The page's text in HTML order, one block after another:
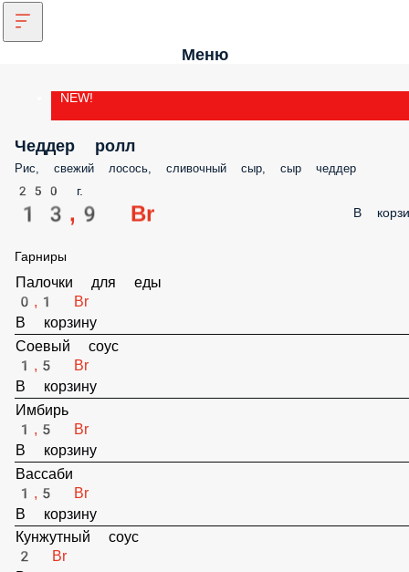
Меню
NEW!
Чеддер ролл
Рис, свежий лосось, сливочный сыр, сыр чеддер
250 г.
13,9 Br В
Гарниры
Палочки для еды
0,1 Br
В корзину
Соевый соус
1,5 Br
В корзину
Имбирь
1,5 Br
В корзину
Вассаби
1,5 Br
В корзину